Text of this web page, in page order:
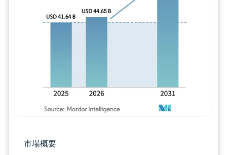
市場概要
画像 © Mordor Intelligence。再利用には